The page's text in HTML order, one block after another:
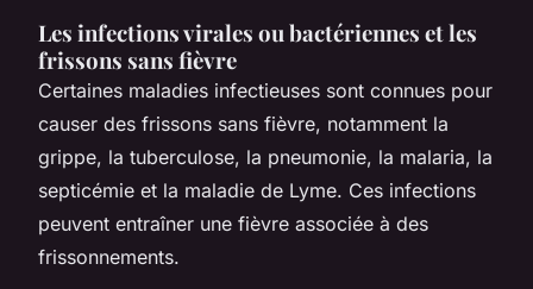
Les infections virales ou bactériennes et les
frissons sans fièvre
Certaines maladies infectieuses sont connues pour
causer des frissons sans fièvre, notamment la
grippe, la tuberculose, la pneumonie, la malaria, la
septicémie et la maladie de Lyme. Ces infections
peuvent entraîner une fièvre associée à des
frissonnements.